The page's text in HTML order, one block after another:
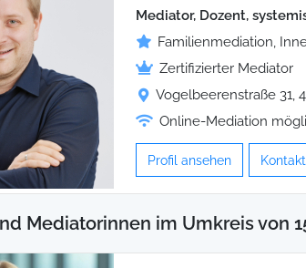
Mediator, Dozent,
Familienmediation,
Zertifizierter Mediator
Vogelbeerenstraße 31,
Online-Mediation
Profil ansehen Kontakt
Mediatorinnen im Umkreis von